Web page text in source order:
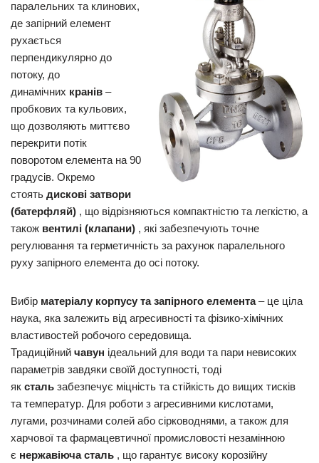
паралельних та клинових,
де запірний елемент
рухається
перпендикулярно до
потоку, до
динамічних кранів –
пробкових та кульових,
що дозволяють миттєво
перекрити потік
поворотом елемента на 90
градусів. Окремо
стоять дискові затвори
(батерфляй) , що відрізняються компактністю та легкістю, а
також вентилі (клапани) , які забезпечують точне
регулювання та герметичність за рахунок паралельного
руху запірного елемента до осі потоку.
Вибір матеріалу корпусу та запірного елемента– це ціла
наука, яка залежить від агресивності та фізико-хімічних
властивостей робочого середовища.
Традиційний чавун ідеальний для води та пари невисоких
параметрів завдяки своїй доступності, тоді
як сталь забезпечує міцність та стійкість до вищих тисків
та температур. Для роботи з агресивними кислотами,
лугами, розчинами солей або сірководнями, а також для
харчової та фармацевтичної промисловості незамінною
є нержавіюча сталь , що гарантує високу корозійну